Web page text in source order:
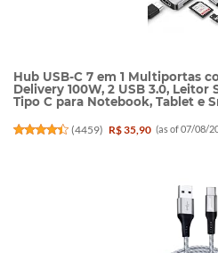
Hub USB-C 7 em 1 Multiportas
Delivery 100W, 2 USB 3.0, Leitor
Tipo C para Notebook, Tablet e
(4459) R$ 35,90 (as of 07/08/